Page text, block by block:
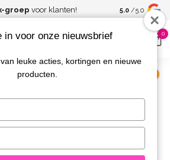
groep voor klanten! Spaar voor
kortingen
5.0 /5.0
0
Berry 6 ml.
Berry 6 ml.
in voor onze nieuwsbrief
leuke acties, kortingen en nieuwe
producten.